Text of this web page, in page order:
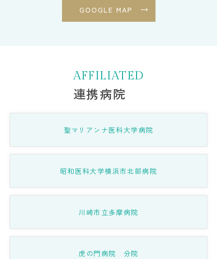
GOOGLE MAP
AFFILIATED
連携病院
聖マリアンナ医科大学病院
昭和医科大学横浜市北部病院
川崎市立多摩病院
虎の門病院 分院